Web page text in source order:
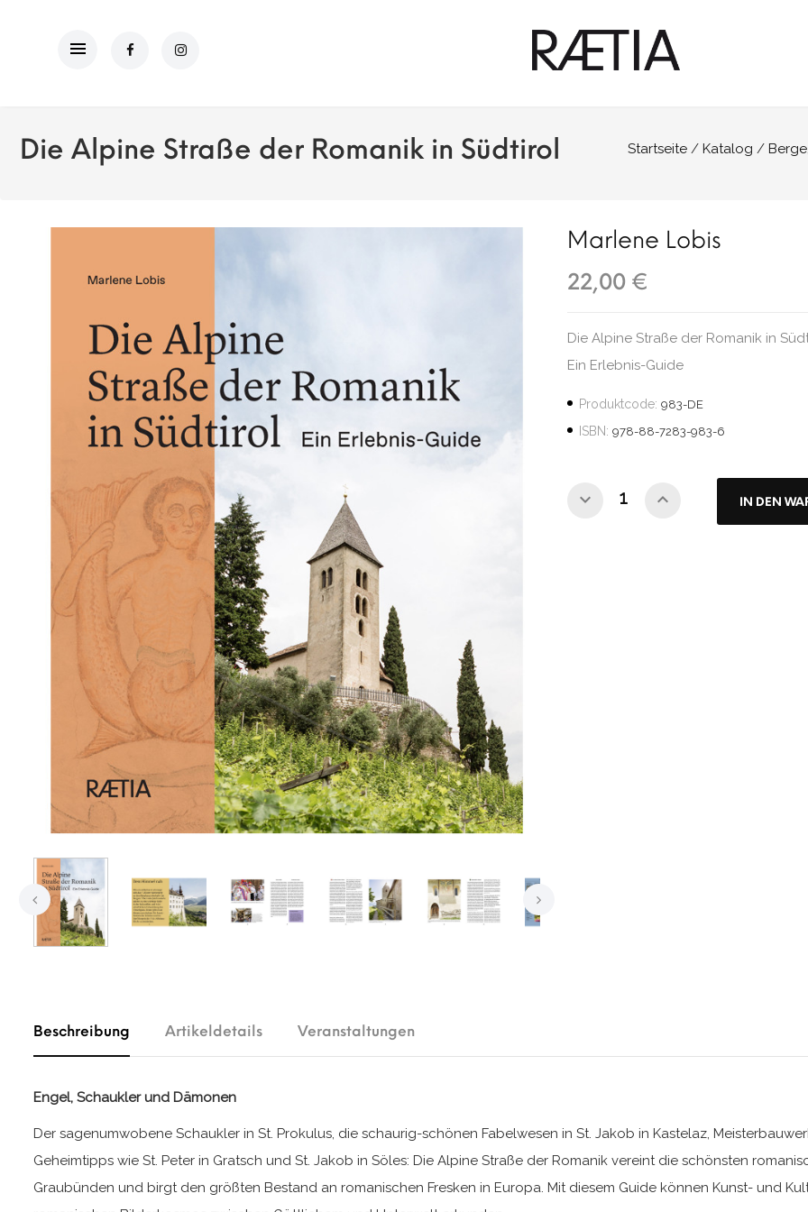
Die Alpine Straße der Romanik in Südtirol Startseite Katalog
Marlene Lobis
22,00 €
Die Alpine Straße der Romanik in
Ein Erlebnis-Guide
Produktcode: 983-DE
ISBN: 978-88-7283-983-6
IN DEN
Beschreibung Artikeldetails Veranstaltungen
Engel, Schaukler und Dämonen
Der sagenumwobene Schaukler in St. Prokulus, die schaurig-schönen Fabelwesen in St. Jakob in Kastelaz,
Geheimtipps wie St. Peter in Gratsch und St. Jakob in Söles: Die Alpine Straße der Romanik vereint die schönsten
Graubünden und birgt den größten Bestand an romanischen Fresken in Europa. Mit diesem Guide können Kunst- und